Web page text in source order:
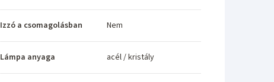
Izzó a csomagolásban Nem
Lámpa anyaga acél / kristály